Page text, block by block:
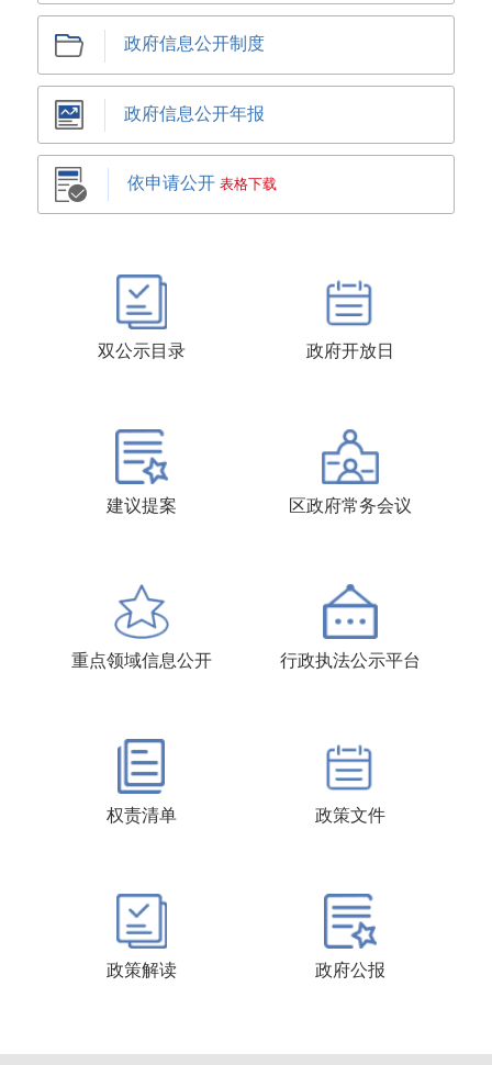
政府信息公开制度
政府信息公开年报
依申请公开 表格下载
双公示目录 政府开放日
建议提案 区政府常务会议
重点领域信息公开 行政执法公示平台
权责清单 政策文件
政策解读 政府公报